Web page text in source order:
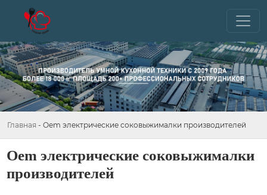
Главная - Oem электрические соковыжималки производителей
Oem электрические соковыжималки
производителей